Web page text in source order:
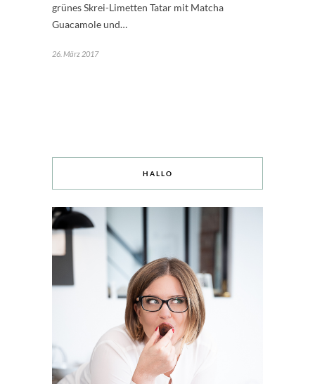
grünes Skrei-Limetten Tatar mit Matcha
Guacamole und…
26. März 2017
HALLO